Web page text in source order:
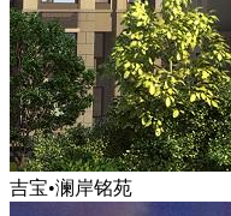
吉宝•澜岸铭苑